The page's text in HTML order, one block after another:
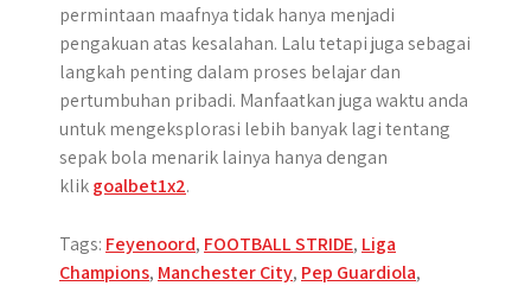
permintaan maafnya tidak hanya menjadi
pengakuan atas kesalahan. Lalu tetapi juga sebagai
langkah penting dalam proses belajar dan
pertumbuhan pribadi. Manfaatkan juga waktu anda
untuk mengeksplorasi lebih banyak lagi tentang
sepak bola menarik lainya hanya dengan
klikgoalbet1x2.
Tags: Feyenoord, FOOTBALL STRIDE, Liga
Champions, Manchester City, Pep Guardiola,